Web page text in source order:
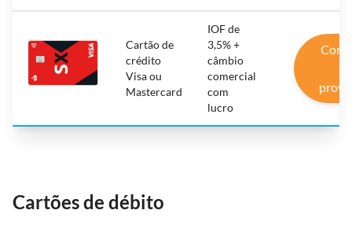
Cartão de
crédito
Visa ou
Mastercard
IOF de
3,5% +
câmbio
comercial
com
lucro
Cartões de débito